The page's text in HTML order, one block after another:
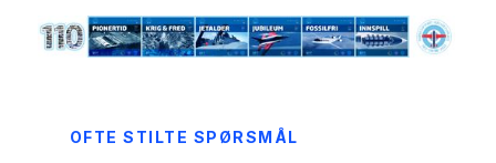
OFTE STILTE SPØRSMÅL